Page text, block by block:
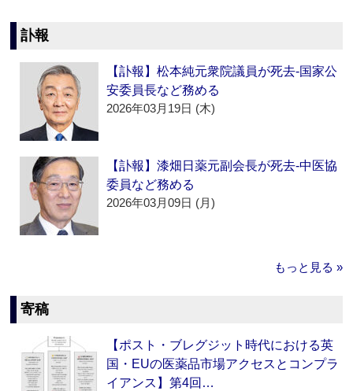
訃報
【訃報】松本純元衆院議員が死去‐国家公
安委員長など務める
2026年03月19日 (木)
【訃報】漆畑日薬元副会長が死去‐中医協
委員など務める
2026年03月09日 (月)
もっと見る »
寄稿
【ポスト・ブレグジット時代における英
国・EUの医薬品市場アクセスとコンプラ
イアンス】第4回…